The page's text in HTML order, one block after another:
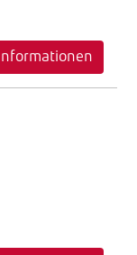
Informationen